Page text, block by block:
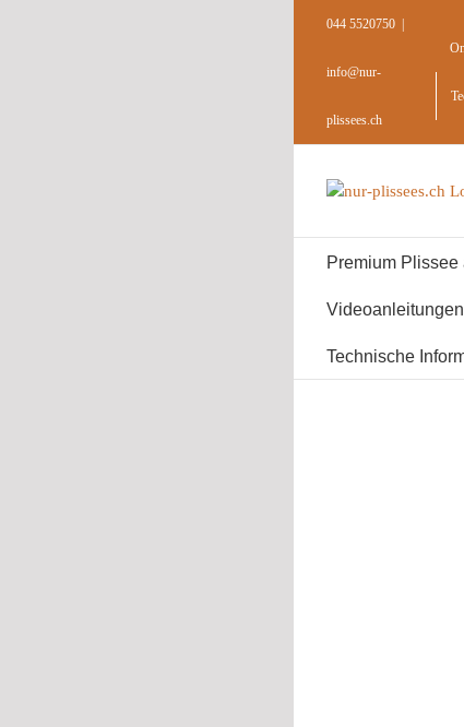
044 5520750
info@nur-
plissees.ch
Premium Plissee
Videoanleitungen
Technische